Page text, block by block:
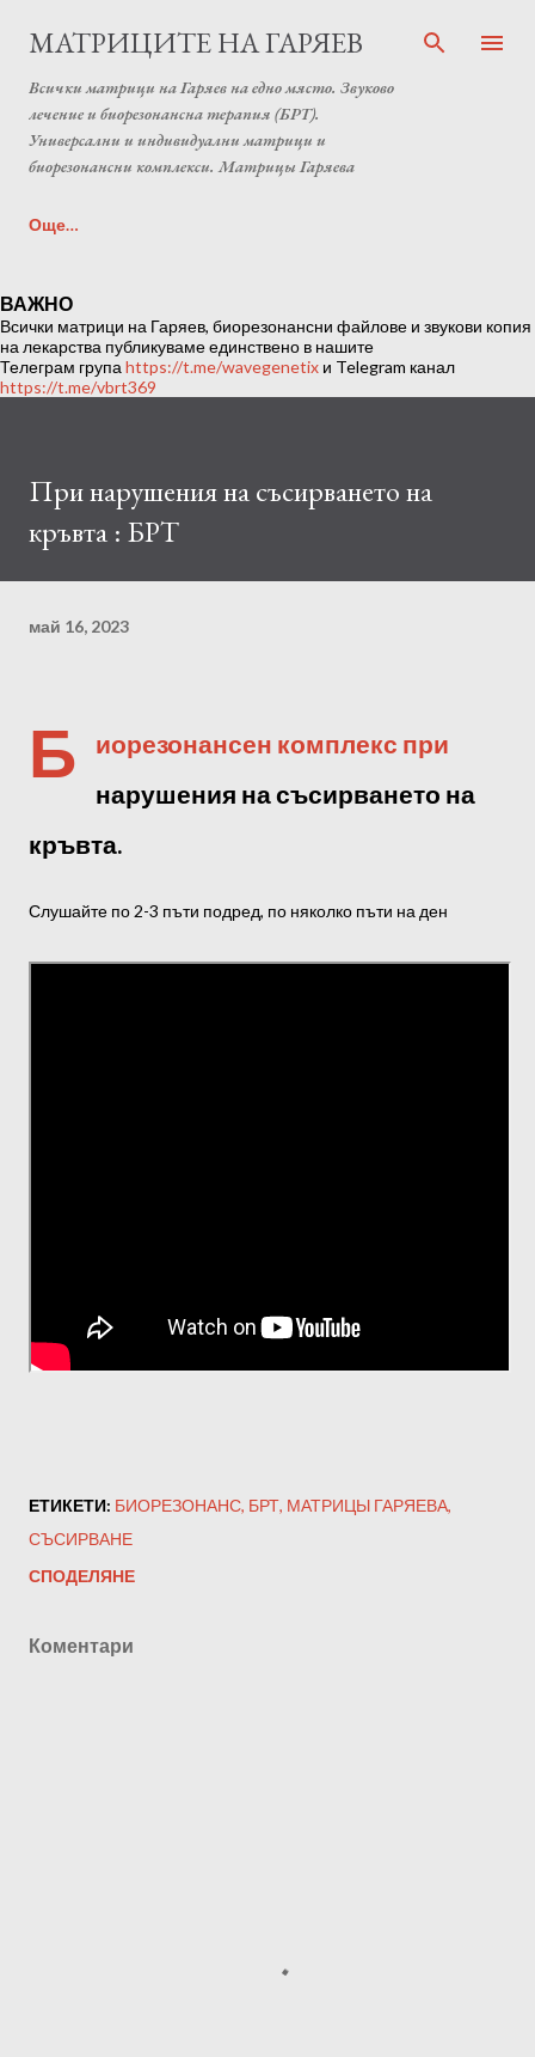
Пропускане към основното съдържание
МАТРИЦИТЕ НА ГАРЯЕВ
Всички матрици на Гаряев на едно място. Звуково
лечение и биорезонансна терапия (БРТ).
Универсални и индивидуални матрици и
биорезонансни комплекси. Матрицы Гаряева
Още…
Laboratory (Individual programs Garyaev matrix)
ВАЖНО
Всички матрици на Гаряев, биорезонансни файлове и звукови копия
на лекарства публикуваме единствено в нашите
Телеграм група https://t.me/wavegenetix и Telegram канал
https://t.me/vbrt369
При нарушения на съсирването на
кръвта : БРТ
май 16, 2023
Б
иорезонансен комплекс при
нарушения на съсирването на
кръвта.
Слушайте по 2-3 пъти подред, по няколко пъти на ден
ЕТИКЕТИ: БИОРЕЗОНАНС БРТ МАТРИЦЫ ГАРЯЕВА
СЪСИРВАНЕ
СПОДЕЛЯНЕ
Коментари